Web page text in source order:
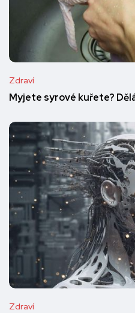
Zdraví
Myjete syrové kuřete?
Zdraví